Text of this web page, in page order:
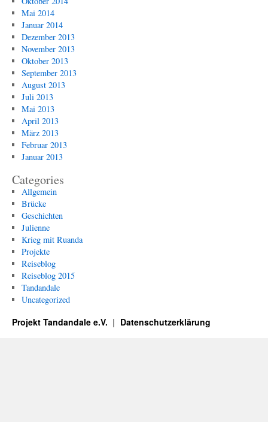
Mai 2014
Januar 2014
Dezember 2013
November 2013
Oktober 2013
September 2013
August 2013
Juli 2013
Mai 2013
April 2013
März 2013
Februar 2013
Januar 2013
Categories
Allgemein
Brücke
Geschichten
Julienne
Krieg mit Ruanda
Projekte
Reiseblog
Reiseblog 2015
Tandandale
Uncategorized
Projekt Tandandale e.V. Datenschutzerklärung